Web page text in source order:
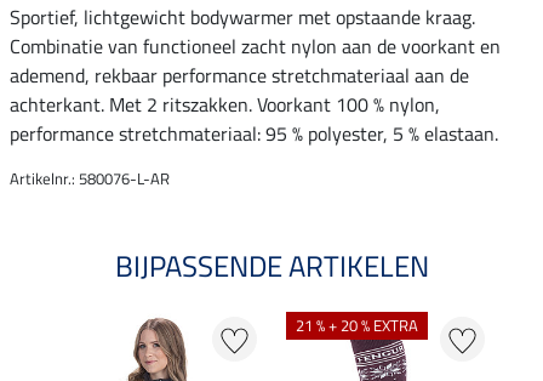
Sportief, lichtgewicht bodywarmer met opstaande kraag.
Combinatie van functioneel zacht nylon aan de voorkant en
ademend, rekbaar performance stretchmateriaal aan de
achterkant. Met 2 ritszakken. Voorkant 100 % nylon,
performance stretchmateriaal: 95 % polyester, 5 % elastaan.
Artikelnr.: 580076-L-AR
BIJPASSENDE ARTIKELEN
21 % + 20 % EXTRA